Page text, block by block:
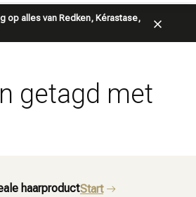
op alles van Redken, Kérastase,
getagd met
haarproductStart